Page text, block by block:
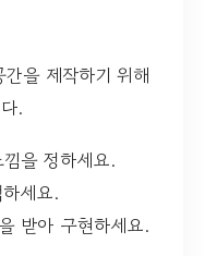
을 제작하기 위해
.
을 정하세요.
세요.
받아 구현하세요.